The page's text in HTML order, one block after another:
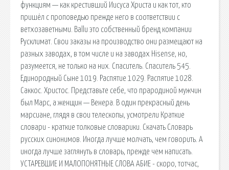
функциям — как крестивший Иисуса Христа и как тот, кто
пришёл с проповедью прежде него в соответствии с
ветхозаветными. Ballu это собственный бренд компании
Русклимат. Свои заказы на производство они размещают на
разных заводах, в том числе и на заводах Hisense, но,
разумеется, не только на них. Спаситель. Спаситель 545.
Единородный Сыне 1019. Распятие 1029. Распятие 1028.
Саккос. Христос. Представьте себе, что прародиной мужчин
был Марс, а женщин — Венера. В один прекрасный день
марсиане, глядя в свои телескопы, усмотрели Краткие
словари - краткие толковые словарики. Скачать Словарь
русских синонимов. Иногда лучше молчать, чем говорить. А
иногда лучше заглянуть в словарь, прежде чем написать.
УСТАРЕВШИЕ И МАЛОПОНЯТНЫЕ СЛОВА АБИЕ - скоро, тотчас,